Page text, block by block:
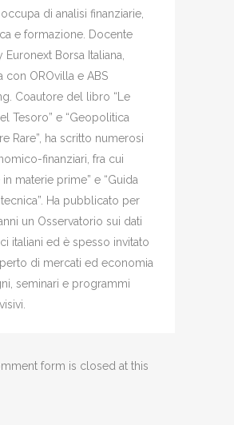
di analisi finanziarie,
e formazione. Docente
Euronext Borsa Italiana,
con OROvilla e ABS
Coautore del libro “Le
Tesoro” e “Geopolitica
Rare”, ha scritto numerosi
finanziari, fra cui
in materie prime” e “Guida
tecnica”. Ha pubblicato per
un Osservatorio sui dati
italiani ed è spesso invitato
di mercati ed economia
seminari e programmi
form is closed at this